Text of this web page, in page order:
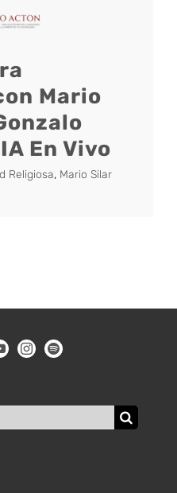
Mario
En Vivo
Religiosa, Mario Silar